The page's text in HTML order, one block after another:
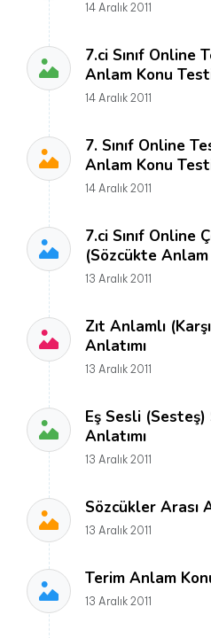
14 Aralık 2011
7.ci Sınıf Online
Anlam Konu
14 Aralık 2011
7. Sınıf Online
Anlam Konu
14 Aralık 2011
7.ci Sınıf Online
(Sözcükte
13 Aralık 2011
Zıt Anlamlı
Anlatımı
13 Aralık 2011
Eş Sesli
Anlatımı
13 Aralık 2011
Sözcükler Arası
13 Aralık 2011
Terim Anlam
13 Aralık 2011